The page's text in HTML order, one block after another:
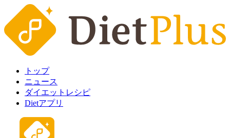
トップ
ニュース
ダイエットレシピ
Dietアプリ